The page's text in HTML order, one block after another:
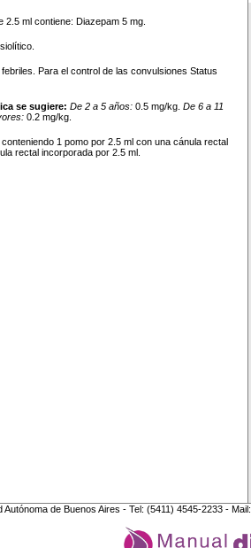
2.5 ml contiene: Diazepam 5 mg.
Para el control de las convulsiones Status
se sugiere: De 2 a 5 años: 0.5 mg/kg. De 6 a 11
0.2 mg/kg.
1 pomo por 2.5 ml con una cánula rectal
rectal incorporada por 2.5 ml.
de Buenos Aires - Tel: (5411) 4545-2233 - Mail: